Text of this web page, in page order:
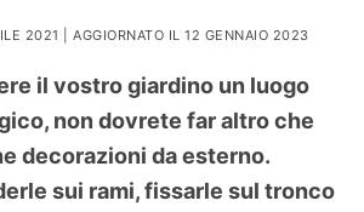
2021 | AGGIORNATO IL 12 GENNAIO 2023
il vostro giardino un luogo
non dovrete far altro che
decorazioni da esterno.
sui rami, fissarle sul tronco